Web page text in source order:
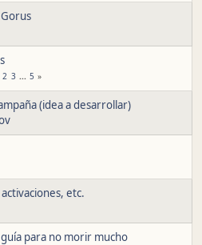
2 3 ... 5
(idea a desarrollar)
etc.
guía para no morir mucho